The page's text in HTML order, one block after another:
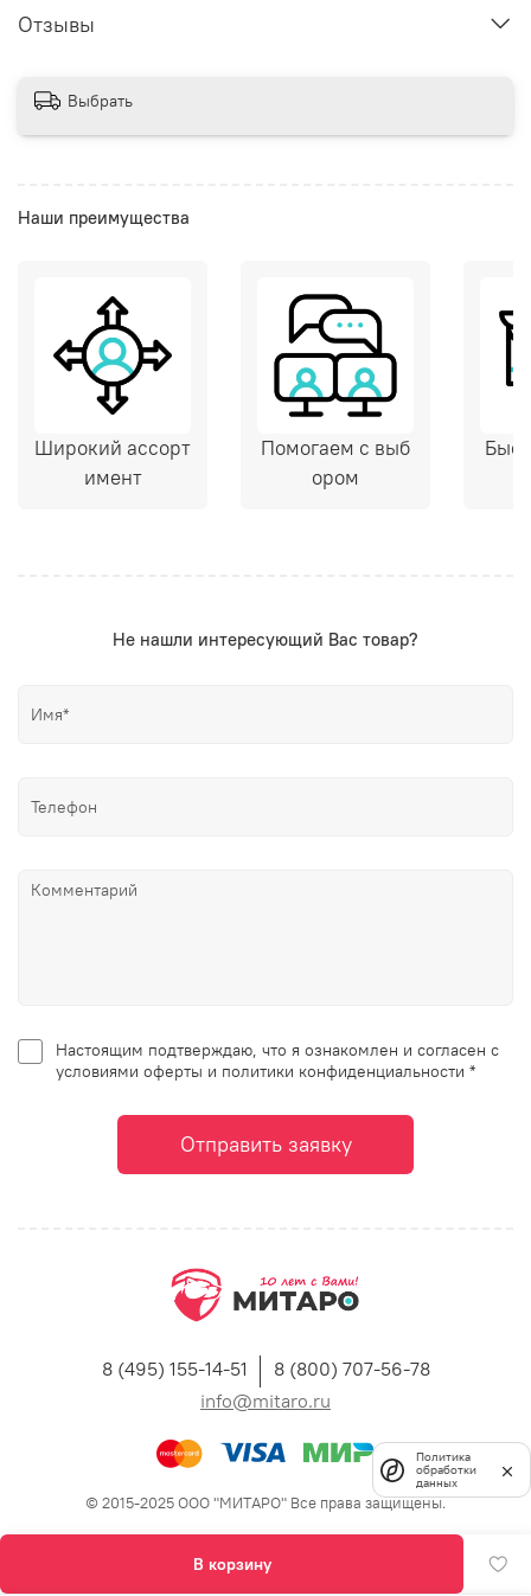
В корзину
Отзывы
Выбрать
Наши преимущества
Широкий ассорт
имент
Помогаем с выб
ором
Не нашли интересующий Вас товар?
Настоящим подтверждаю, что я ознакомлен и согласен с
условиями оферты и политики конфиденциальности *
Отправить заявку
8 (495) 155-14-51
8 (800) 707-56-78
info@mitaro.ru
© 2015-2025 ООО "МИТАРО" Все права защищены.
Политика
обработки
данных